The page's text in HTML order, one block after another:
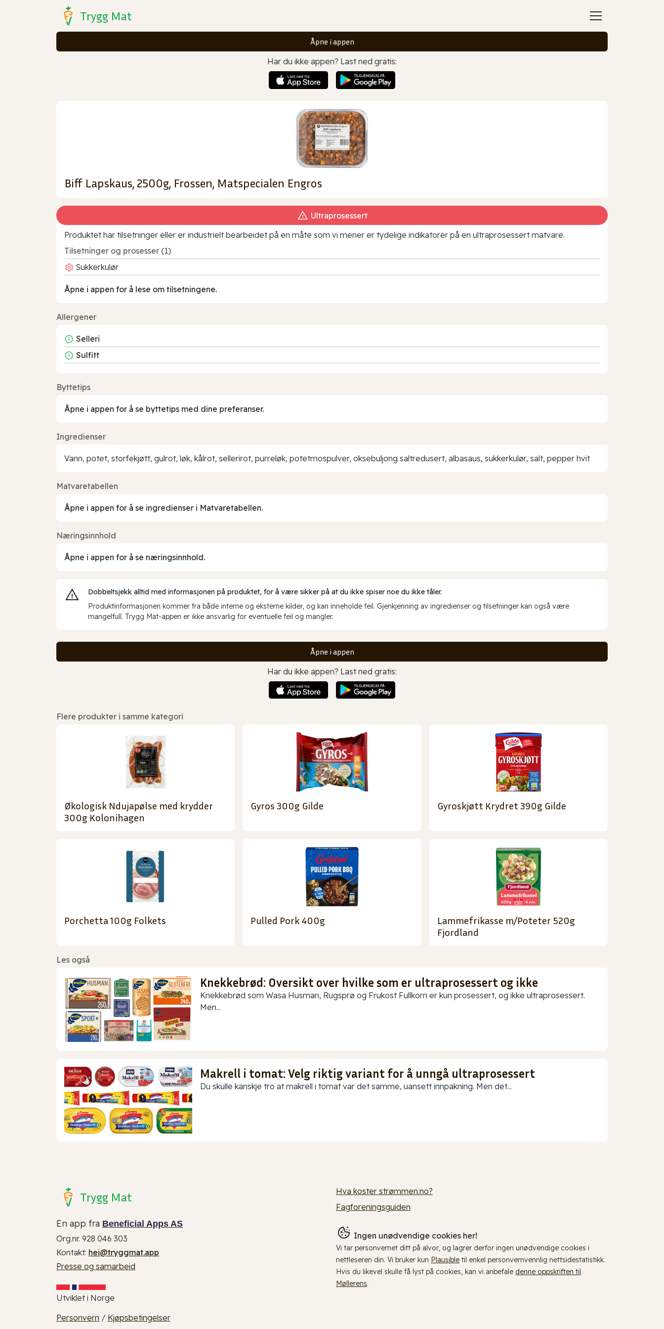
Trygg Mat
Åpne i appen
Har du ikke appen? Last ned gratis:
Biff Lapskaus, 2500g, Frossen, Matspecialen Engros
Ultraprosessert
Produktet har tilsetninger eller er industrielt bearbeidet på en måte som vi mener er tydelige indikatorer på en ultraprosessert matvare.
Tilsetninger og prosesser (1)
Sukkerkulør
Åpne i appen for å lese om tilsetningene.
Allergener
Selleri
Sulfitt
Byttetips
Åpne i appen for å se byttetips med dine preferanser.
Ingredienser
Vann, potet, storfekjøtt, gulrot, løk, kålrot, sellerirot, purreløk, potetmospulver, oksebuljong saltredusert, albasaus, sukkerkulør, salt, pepper hvit
Matvaretabellen
Åpne i appen for å se ingredienser i Matvaretabellen.
Næringsinnhold
Åpne i appen for å se næringsinnhold.
Dobbeltsjekk alltid med informasjonen på produktet, for å være sikker på at du ikke spiser noe du ikke tåler.
Produktinformasjonen kommer fra både interne og eksterne kilder, og kan inneholde feil. Gjenkjenning av ingredienser og tilsetninger kan også være
mangelfull. Trygg Mat-appen er ikke ansvarlig for eventuelle feil og mangler.
Åpne i appen
Har du ikke appen? Last ned gratis:
Flere produkter i samme kategori
Økologisk Ndujapølse med krydder
300g Kolonihagen
Gyros 300g Gilde Gyroskjøtt Krydret 390g Gilde
Porchetta 100g Folkets Pulled Pork 400g
Lammefrikasse m/Poteter 520g
Fjordland
Les også
Knekkebrød: Oversikt over hvilke som er ultraprosessert og ikke
Knekkebrød som Wasa Husman, Rugsprø og Frukost Fullkorn er kun prosessert, og ikke ultraprosessert.
Men...
Makrell i tomat: Velg riktig variant for å unngå ultraprosessert
Du skulle kanskje tro at makrell i tomat var det samme, uansett innpakning. Men det...
Trygg Mat
En app fra Beneficial Apps AS
Org.nr. 928 046 303
Kontakt: hei@tryggmat.app
Presse og samarbeid
Utviklet i Norge
Personvern / Kjøpsbetingelser
Hva koster strømmen.no?
Fagforeningsguiden
Ingen unødvendige cookies her!
Vi tar personvernet ditt på alvor, og lagrer derfor ingen unødvendige cookies i
nettleseren din. Vi bruker kun Plausible til enkel personvernvennlig nettsidestatistikk.
Hvis du likevel skulle få lyst på cookies, kan vi anbefale denne oppskriften til
Møllerens.